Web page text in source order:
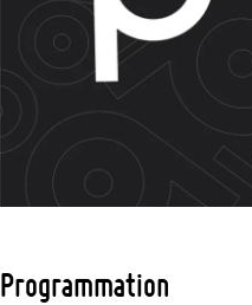
Programmation